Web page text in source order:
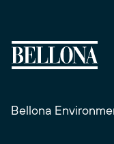
Bellona